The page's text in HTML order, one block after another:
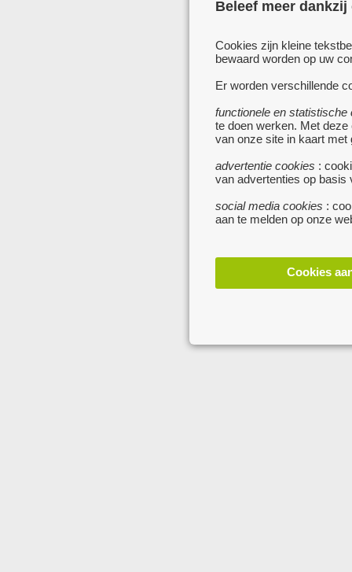
Beleef meer
Cookies zijn kleine
bewaard worden op uw
Er worden verschillende
functionele en statistische
te doen werken. Met
van onze site in kaart met
advertentie cookies :
van advertenties op basis
social media cookies :
aan te melden op onze
Cookies